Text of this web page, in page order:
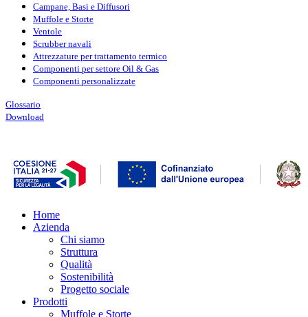
Campane, Basi e Diffusori
Muffole e Storte
Ventole
Scrubber navali
Attrezzature per trattamento termico
Componenti per settore Oil & Gas
Componenti personalizzate
Glossario
Download
Home
Azienda
Chi siamo
Struttura
Qualità
Sostenibilità
Progetto sociale
Prodotti
Muffole e Storte